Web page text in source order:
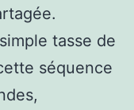
tasse de
séquence